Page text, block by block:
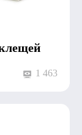
1 463